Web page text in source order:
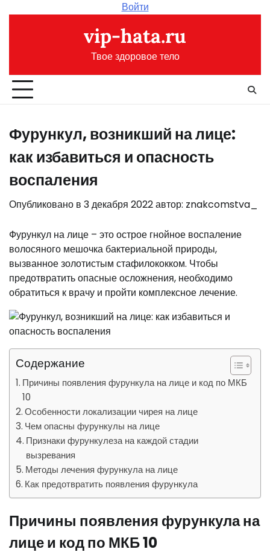
Войти
vip-hata.ru
Твое здоровое тело
Фурункул, возникший на лице:
как избавиться и опасность
воспаления
Опубликовано в 3 декабря 2022автор: znakcomstva_
Фурункул на лице – это острое гнойное воспаление
волосяного мешочка бактериальной природы,
вызванное золотистым стафилококком. Чтобы
предотвратить опасные осложнения, необходимо
обратиться к врачу и пройти комплексное лечение.
Содержание
Причины появления фурункула на лице и код по МКБ
10
Особенности локализации чирея на лице
Чем опасны фурункулы на лице
Признаки фурункулеза на каждой стадии
вызревания
Методы лечения фурункула на лице
Как предотвратить появления фурункула
Причины появления фурункула на
лице и код по МКБ 10